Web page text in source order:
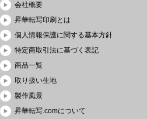
会社概要
昇華転写印刷とは
個人情報保護に関する基本方針
特定商取引法に基づく表記
商品一覧
取り扱い生地
製作風景
昇華転写.comについて